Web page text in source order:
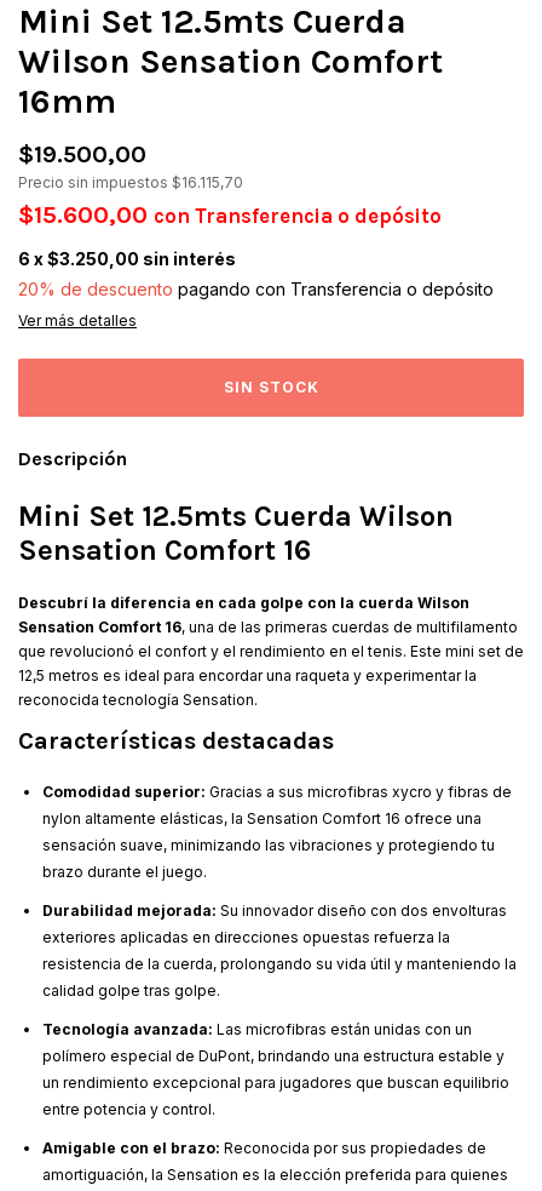
Mini Set 12.5mts Cuerda
Wilson Sensation Comfort
16mm
$19.500,00
Precio sin impuestos $16.115,70
$15.600,00 con Transferencia o depósito
6 x$3.250,00 sin interés
20% de descuento pagando con Transferencia o depósito
Ver más detalles
Descripción
Mini Set 12.5mts Cuerda Wilson
Sensation Comfort 16
Descubrí la diferencia en cada golpe con la cuerda Wilson
Sensation Comfort 16, una de las primeras cuerdas de multifilamento
que revolucionó el confort y el rendimiento en el tenis. Este mini set de
12,5 metros es ideal para encordar una raqueta y experimentar la
reconocida tecnología Sensation.
Características destacadas
Comodidad superior: Gracias a sus microfibras xycro y fibras de
nylon altamente elásticas, la Sensation Comfort 16 ofrece una
sensación suave, minimizando las vibraciones y protegiendo tu
brazo durante el juego.
Durabilidad mejorada: Su innovador diseño con dos envolturas
exteriores aplicadas en direcciones opuestas refuerza la
resistencia de la cuerda, prolongando su vida útil y manteniendo la
calidad golpe tras golpe.
Tecnología avanzada: Las microfibras están unidas con un
polímero especial de DuPont, brindando una estructura estable y
un rendimiento excepcional para jugadores que buscan equilibrio
entre potencia y control.
Amigable con el brazo: Reconocida por sus propiedades de
amortiguación, la Sensation es la elección preferida para quienes